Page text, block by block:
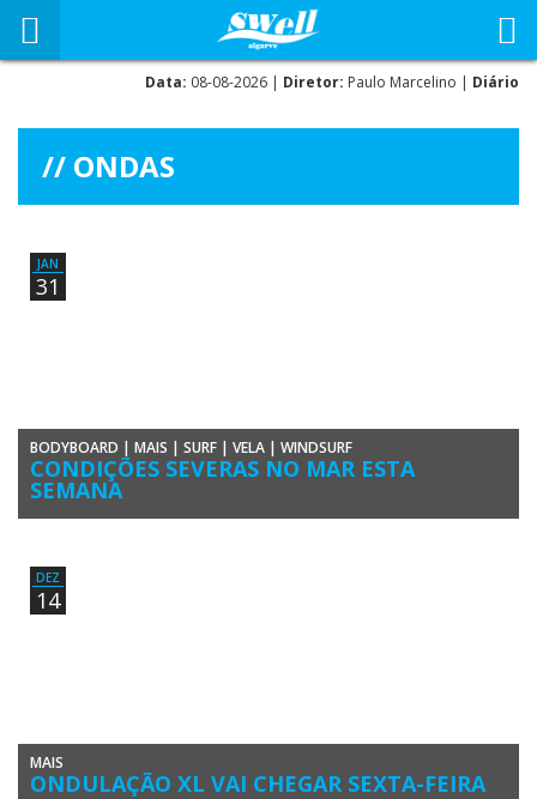
Data: 08-08-2026 | Diretor: Paulo Marcelino | Diário
ONDAS
JAN
31
BODYBOARD | MAIS | SURF | VELA | WINDSURF
CONDIÇÕES SEVERAS NO MAR ESTA
SEMANA
O Instituto Português do Mar e da Atmosfera e a Autoridade Marítima
DEZ
14
MAIS
ONDULAÇÃO XL VAI CHEGAR SEXTA-FEIRA